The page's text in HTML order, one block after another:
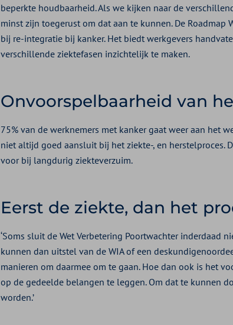
beperkte houdbaarheid. Als we kijken naar de
minst zijn toegerust om dat aan te kunnen. De
bij re-integratie bij kanker. Het biedt werkgevers
verschillende ziektefasen inzichtelijk te maken.
Onvoorspelbaarheid van
75% van de werknemers met kanker gaat weer aan het
niet altijd goed aansluit bij het ziekte-, en herstelproces.
voor bij langdurig ziekteverzuim.
Eerst de ziekte, dan het
‘Soms sluit de Wet Verbetering Poortwachter inderdaad
kunnen dan uitstel van de WIA of een
manieren om daarmee om te gaan. Hoe dan ook is het
op de gedeelde belangen te leggen. Om dat te kunnen
worden.’